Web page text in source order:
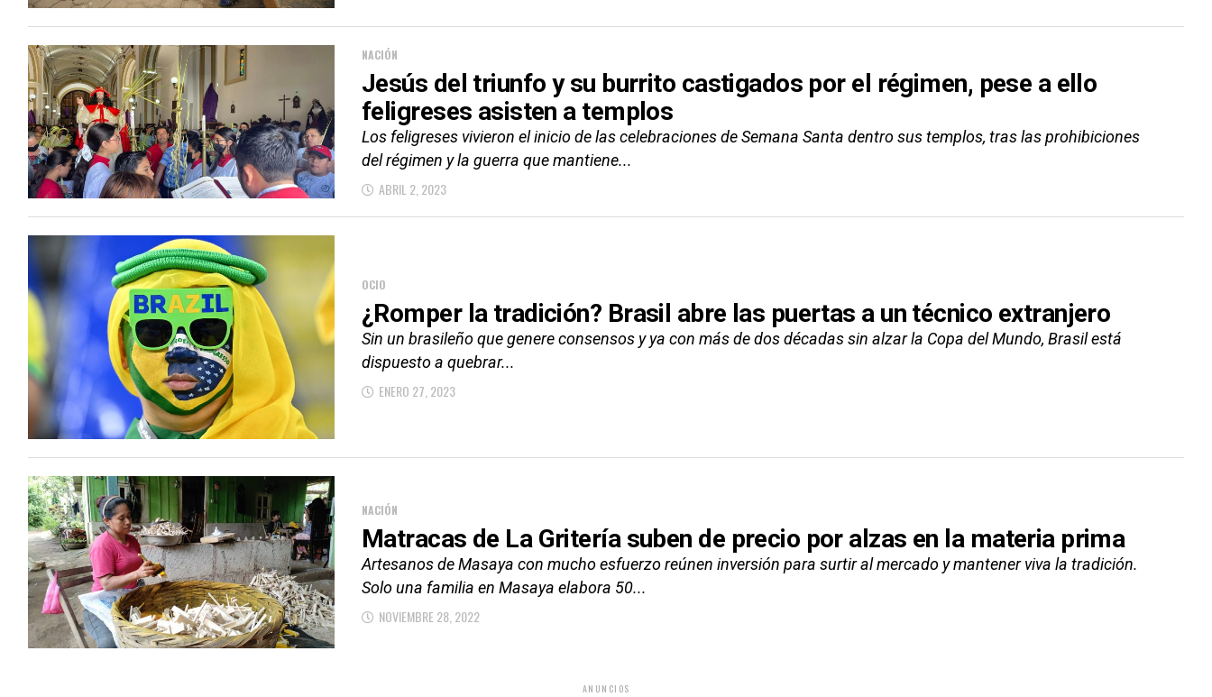
NACIÓN
Jesús del triunfo y su burrito castigados por el régimen, pese a ello
feligreses asisten a templos
Los feligreses vivieron el inicio de las celebraciones de Semana Santa dentro sus templos, tras las prohibiciones
del régimen y la guerra que mantiene...
ABRIL 2, 2023
OCIO
¿Romper la tradición? Brasil abre las puertas a un técnico extranjero
Sin un brasileño que genere consensos y ya con más de dos décadas sin alzar la Copa del Mundo, Brasil está
dispuesto a quebrar...
ENERO 27, 2023
NACIÓN
Matracas de La Gritería suben de precio por alzas en la materia prima
Artesanos de Masaya con mucho esfuerzo reúnen inversión para surtir al mercado y mantener viva la tradición.
Solo una familia en Masaya elabora 50...
NOVIEMBRE 28, 2022
ANUNCIOS